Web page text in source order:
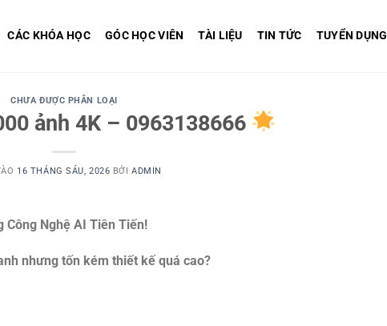
CÁC KHÓA HỌC GÓC HỌC VIÊN TÀI LIỆU TIN TỨC TUYỂN DỤNG
CHƯA ĐƯỢC PHÂN LOẠI
ảnh 4K – 0963138666
16 THÁNG SÁU, 2026 BỞIADMIN
Công Nghệ AI Tiên Tiến!
nhưng tốn kém thiết kế quá cao?